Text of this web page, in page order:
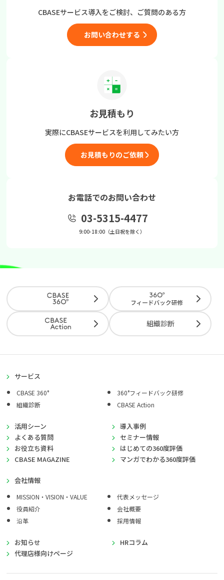
CBASEサービス導入をご検討、 ご質問のある方
お問い合わせする
お見積もり
実際にCBASEサービスを利用してみたい方
お見積もりのご依頼
お電話でのお問い合わせ
03-5315-4477
9:00-18:00（土日祝を除く）
組織診断
サービス
CBASE 360°
360°フィードバック研修
組織診断
CBASE Action
活用シーン
導入事例
よくある質問
セミナー情報
お役立ち資料
はじめての360度評価
CBASE MAGAZINE
マンガでわかる360度評価
会社情報
MISSION・VISION・VALUE
代表メッセージ
役員紹介
会社概要
沿革
採用情報
お知らせ
HRコラム
代理店様向けページ